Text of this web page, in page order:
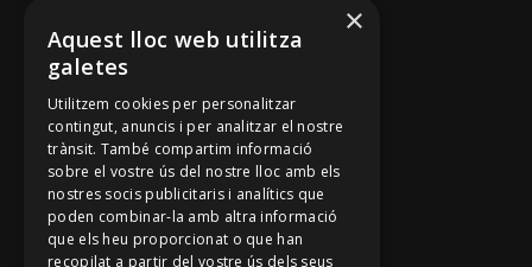
Cançoner
Tradicionari
Arxiu Oral
Contacte
Segueix-nos
×
Aquest lloc web utilitza
galetes
Utilitzem cookies per personalitzar
contingut, anuncis i per analitzar el nostre
trànsit. També compartim informació
sobre el vostre ús del nostre lloc amb els
nostres socis publicitaris i analítics que
poden combinar-la amb altra informació
que els heu proporcionat o que han
recopilat a partir del vostre ús dels seus